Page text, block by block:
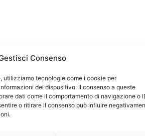
Consenso
utilizziamo tecnologie come i cookie per
del dispositivo. Il consenso a queste
dati come il comportamento di navigazione o
o ritirare il consenso può influire